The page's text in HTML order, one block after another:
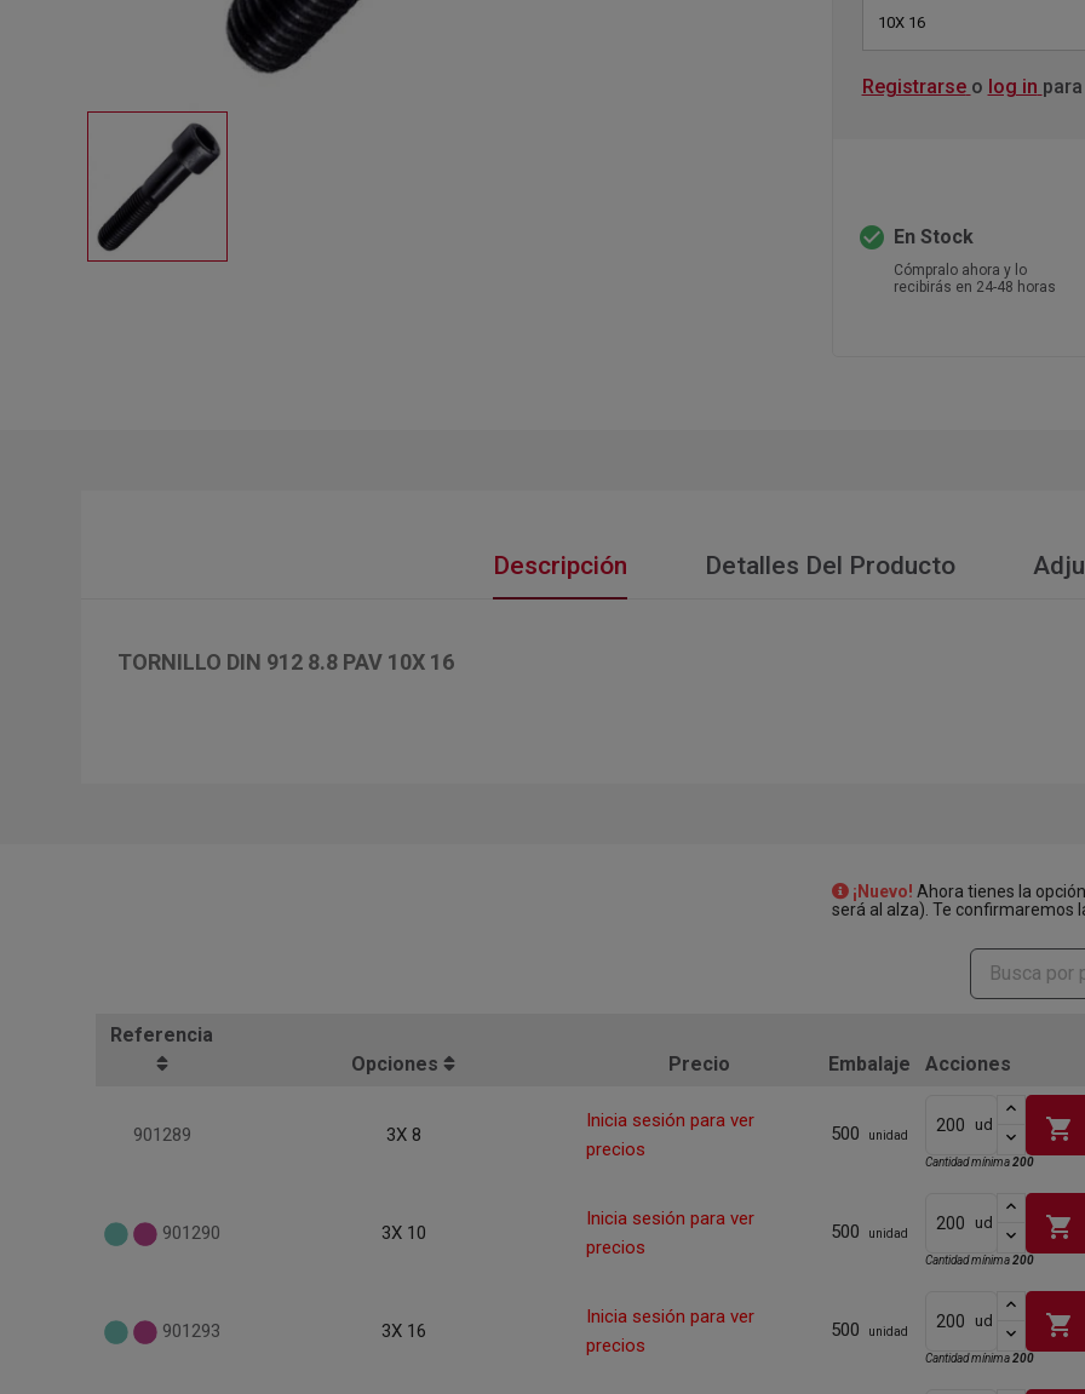
10X 16
Registrarse o log in
check_circle En Stock
Cómpralo ahora y lo
recibirás en 24-48 horas
Descripción Detalles Del Producto
TORNILLO DIN 912 8.8 PAV 10X 16
¡Nuevo! Ahora tienes la
será al alza). Te confirmaremos
Referencia
Opciones
Precio Embalaje Acciones
901289 3X 8
Inicia sesión para ver
precios
500 unidad
ud shopping_cart
Cantidad mínima200
901290 3X 10
Inicia sesión para ver
precios
500 unidad
ud shopping_cart
Cantidad mínima200
901293 3X 16
Inicia sesión para ver
precios
500 unidad
ud shopping_cart
Cantidad mínima200